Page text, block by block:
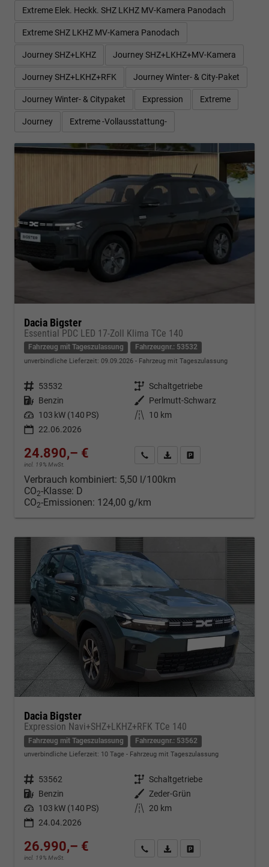
Extreme Elek. Heckk. SHZ LKHZ MV-Kamera Panodach
Extreme SHZ LKHZ MV-Kamera Panodach
Journey SHZ+LKHZ Journey SHZ+LKHZ+MV-Kamera
Journey SHZ+LKHZ+RFK Journey Winter- & City-Paket
Journey Winter- & Citypaket Expression Extreme
Journey Extreme -Vollausstattung-
Dacia Bigster
Essential PDC LED 17-Zoll Klima TCe 140
Fahrzeug mit Tageszulassung Fahrzeugnr.: 53532
unverbindliche Lieferzeit: 09.09.2026 Fahrzeug mit Tageszulassung
Fahrzeugnr. 53532 Getriebe Schaltgetriebe
Kraftstoff Benzin Außenfarbe
Perlmutt-Schwarz
Leistung 103 kW (140 PS) Kilometerstand
10 km
22.06.2026
24.890,– €
incl. 19% MwSt.
Kontakt & Angebot anfordern
PDF-Datei, Fahrzeugexposé
Verbrauch kombiniert: 5,50 l/100km
CO2-Klasse: D
CO2-Emissionen: 124,00 g/km
Dacia Bigster
Expression Navi+SHZ+LKHZ+RFK TCe 140
Fahrzeug mit Tageszulassung Fahrzeugnr.: 53562
unverbindliche Lieferzeit: 10 Tage Fahrzeug mit Tageszulassung
Fahrzeugnr. 53562 Getriebe Schaltgetriebe
Kraftstoff Benzin Außenfarbe Zeder-Grün
Leistung 103 kW (140 PS) Kilometerstand
20 km
24.04.2026
26.990,– €
incl. 19% MwSt.
Kontakt & Angebot anfordern
PDF-Datei, Fahrzeugexposé